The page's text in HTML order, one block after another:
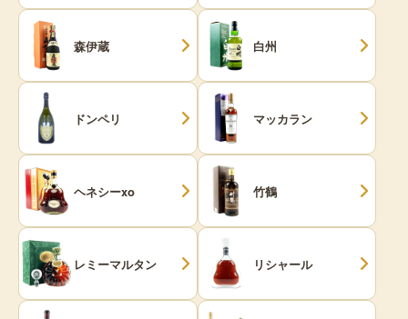
森伊蔵 白州
ドンペリ マッカラン
ヘネシーxo 竹鶴
レミーマルタン リシャール